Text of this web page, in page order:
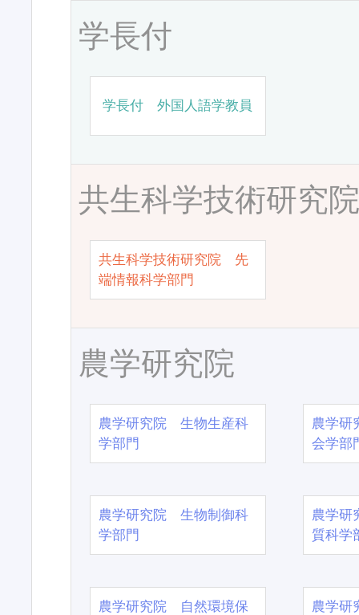
学長付
学長付 外国人語学教員
共生科学技術研究
共生科学技術研究院 先
端情報科学部門
農学研究院
農学研究院 生物生産科
学部門
農学
会学部
農学研究院 生物制御科
学部門
農学
質科学
農学研究院 自然環境保
農学